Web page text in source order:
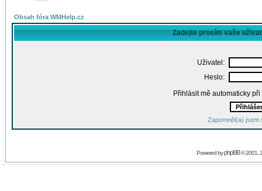
Obsah fóra WMHelp.cz
Zadejte prosím vaše
Uživatel:
Heslo:
Přihlásit mě automaticky
Zapomněl(a) jsem
Powered byphpBB© 2001,